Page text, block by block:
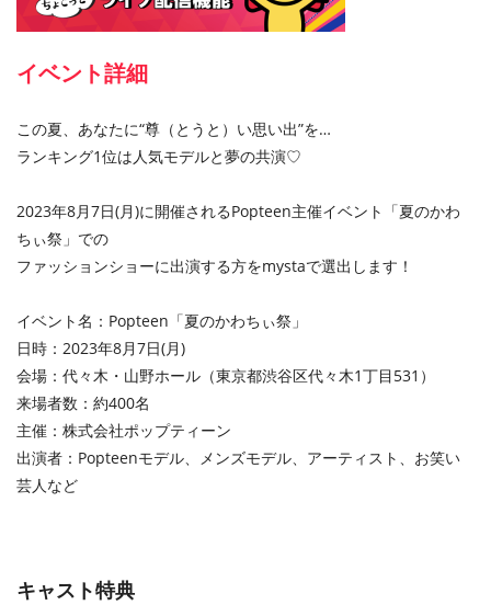
イベント詳細
この夏、あなたに“尊（とうと）い思い出”を…
ランキング1位は人気モデルと夢の共演♡
2023年8月7日(月)に開催されるPopteen主催イベント「夏のかわ
ちぃ祭」での
ファッションショーに出演する方をmystaで選出します！
イベント名：Popteen「夏のかわちぃ祭」
日時：2023年8月7日(月)
会場：代々木・⼭野ホール（東京都渋⾕区代々⽊1丁⽬531）
来場者数：約400名
主催：株式会社ポップティーン
出演者：Popteenモデル、メンズモデル、アーティスト、お笑い
芸人など
キャスト特典